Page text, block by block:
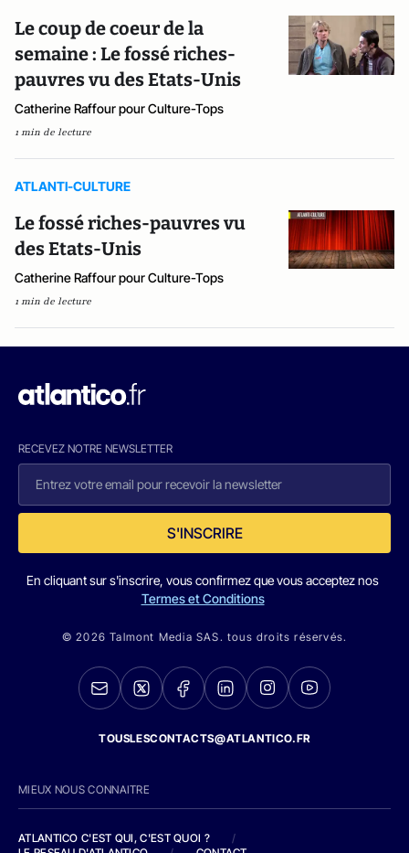
Le coup de coeur de la
semaine : Le fossé riches-
pauvres vu des Etats-Unis
Catherine Raffour pour Culture-Tops
1 min de lecture
ATLANTI-CULTURE
Le fossé riches-pauvres vu
des Etats-Unis
Catherine Raffour pour Culture-Tops
1 min de lecture
RECEVEZ NOTRE NEWSLETTER
S'INSCRIRE
En cliquant sur s'inscrire, vous confirmez que vous acceptez nos
Termes et Conditions
© 2026 Talmont Media SAS. tous droits réservés.
TOUSLESCONTACTS@ATLANTICO.FR
MIEUX NOUS CONNAITRE
ATLANTICO C'EST QUI, C'EST QUOI ?
/